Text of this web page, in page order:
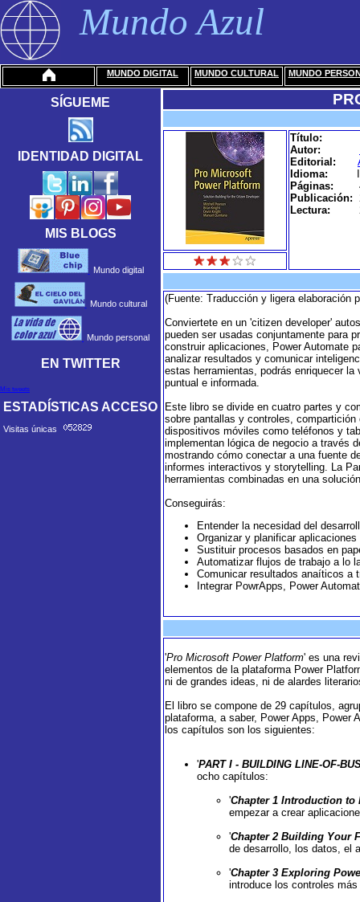
Mundo Azul
MUNDO DIGITAL MUNDO CULTURAL MUNDO
SÍGUEME
IDENTIDAD DIGITAL
MIS BLOGS
Mundo digital
Mundo cultural
Mundo personal
EN TWITTER
Mis tweets
ESTADÍSTICAS ACCESO
Visitas únicas
Título:
Autor:
Editorial:
Idioma:
Páginas:
Publicación:
Lectura:
(Fuente: Traducción y ligera elaboración
Conviertete en un 'citizen developer'
pueden ser usadas conjuntamente para
construir aplicaciones, Power Automate
analizar resultados y comunicar
estas herramientas, podrás enriquecer
puntual e informada.
Este libro se divide en cuatro partes y
sobre pantallas y controles,
dispositivos móviles como teléfonos y
implementan lógica de negocio a través
mostrando cómo conectar a una fuente
informes interactivos y storytelling. La
herramientas combinadas en una
Conseguirás:
Entender la necesidad del
Organizar y planificar
Sustituir procesos basados en
Automatizar flujos de trabajo a lo
Comunicar resultados anaíticos a
Integrar PowrApps, Power
'Pro Microsoft Power Platform' es una
elementos de la plataforma Power
ni de grandes ideas, ni de alardes
El libro se compone de 29 capítulos,
plataforma, a saber, Power Apps, Power
los capítulos son los siguientes:
'PART I - BUILDING LINE-OF-
ocho capítulos:
'Chapter 1 Introduction to
empezar a crear
'Chapter 2 Building Your
de desarrollo, los datos, el
'Chapter 3 Exploring
introduce los controles